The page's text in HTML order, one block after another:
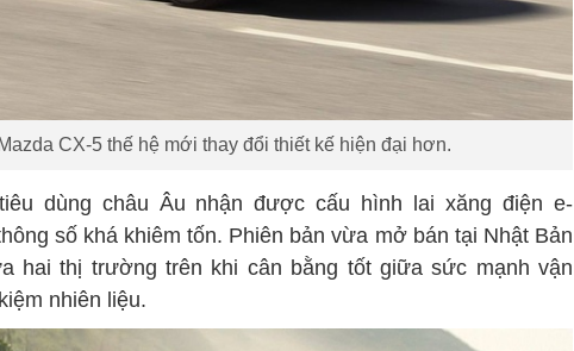
CX-5 thế hệ mới thay đổi thiết kế hiện đại hơn.
dùng châu Âu nhận được cấu hình lai xăng điện e-
số khá khiêm tốn. Phiên bản vừa mở bán tại Nhật Bản
hai thị trường trên khi cân bằng tốt giữa sức mạnh vận
nhiên liệu.